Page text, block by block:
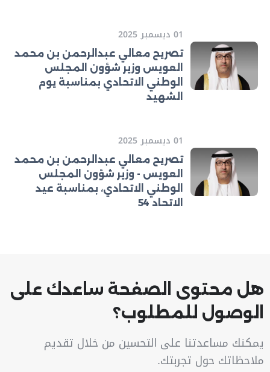
01 ديسمبر 2025
تصريح معالي عبدالرحمن بن محمد
العويس وزير شؤون المجلس
الوطني الاتحادي بمناسبة يوم
الشهيد
01 ديسمبر 2025
تصريح معالي عبدالرحمن بن محمد
العويس - وزير شؤون المجلس
الوطني الاتحادي، بمناسبة عيد
الاتحاد 54
هل محتوى الصفحة ساعدك على
الوصول للمطلوب؟
يمكنك مساعدتنا على التحسين من خلال تقديم
ملاحظاتك حول تجربتك.